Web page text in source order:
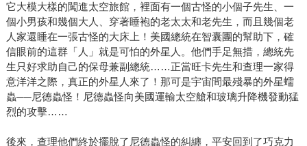
它大模大樣的闖進太空旅館，裡面有一個古怪的小個子先生、一
個小男孩和幾個大人、穿著睡袍的老太太和老先生，而且幾個老
人家還睡在一張古怪的大床上！美國總統在智囊團的幫助下，確
信眼前的這群「人」就是可怕的外星人。他們手足無措，總統先
生只好求助自己的保母兼副總統……正當旺卡先生和查理一家得
意洋洋之際，真正的外星人來了！那可是宇宙間最殘暴的外星蠕
蟲──尼德蟲怪！尼德蟲怪向美國運輸太空艙和玻璃升降機發動猛
烈的攻擊……
後來，查理他們終於擺脫了尼德蟲怪的糾纏，平安回到了巧克力